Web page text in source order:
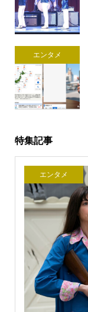
エンタメ
特集記事
エンタメ